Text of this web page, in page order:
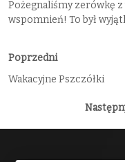
Pożegnaliśmy zerówkę
wspomnień! To był
Poprzedni
Wakacyjne Pszczółki